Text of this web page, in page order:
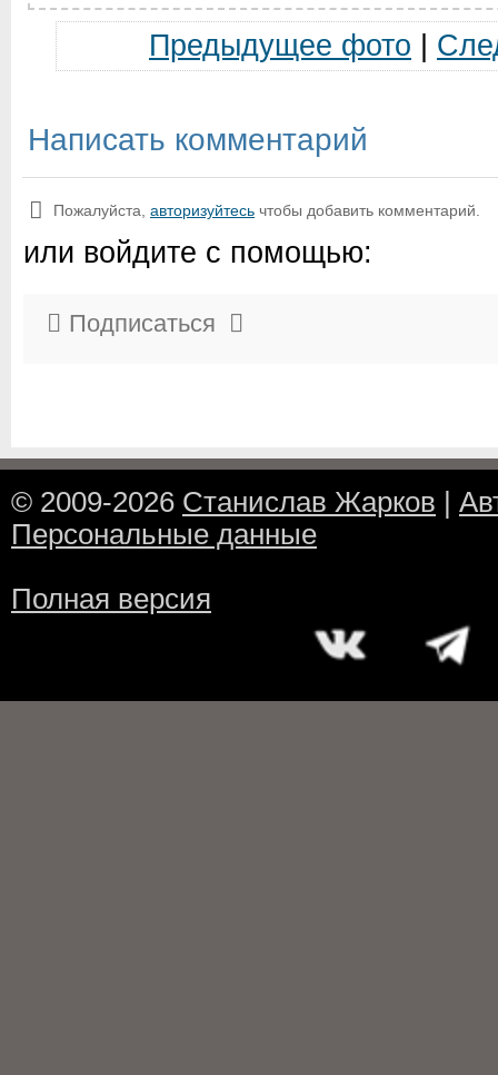
Предыдущее фото
Написать комментарий
Пожалуйста, авторизуйтесь чтобы добавить комментарий.
или войдите с помощью:
Подписаться
© 2009-2026 Станислав Жарков
Персональные данные
Полная версия